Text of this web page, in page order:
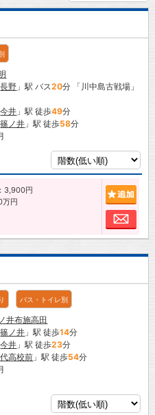
長野 」駅 バス20分 「川中島古戦場」
今井 」駅 徒歩49分
篠ノ井 」駅 徒歩58分
3,900円
万円
お
バス・トイレ別
井布施高田
篠ノ井 」駅 徒歩14分
今井 」駅 徒歩23分
高校前 」駅 徒歩54分